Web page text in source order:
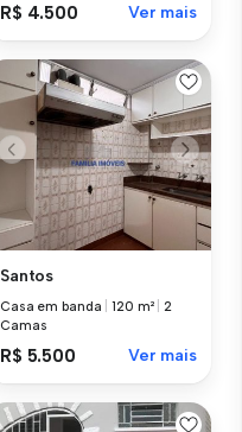
R$ 4.500 Ver mais
Santos
Casa em banda |120 m² |2
Camas
R$ 5.500 Ver mais